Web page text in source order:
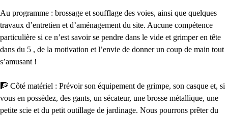
Au programme : brossage et soufflage des voies, ainsi que quelques
travaux d’entretien et d’aménagement du site. Aucune compétence
particulière si ce n’est savoir se pendre dans le vide et grimper en tête
dans du 5 , de la motivation et l’envie de donner un coup de main tout
s’amusant !
🧗 Côté matériel : Prévoir son équipement de grimpe, son casque et, si
vous en possèdez, des gants, un sécateur, une brosse métallique, une
petite scie et du petit outillage de jardinage. Nous pourrons prêter du